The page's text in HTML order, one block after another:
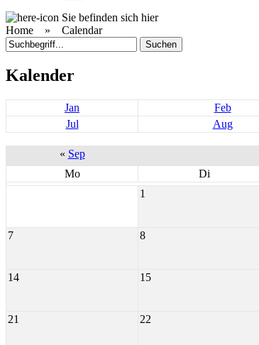
Sie befinden sich hier
Home » Calendar
Kalender
Jan Feb
Jul
Aug
« Sep
Mo
Di
1
7 8
14 15
21 22